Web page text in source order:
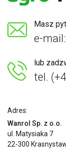
Masz
e-mail:
lub
tel.
Adres:
Wanrol Sp. z o.o.
ul. Matysiaka 7
22-300